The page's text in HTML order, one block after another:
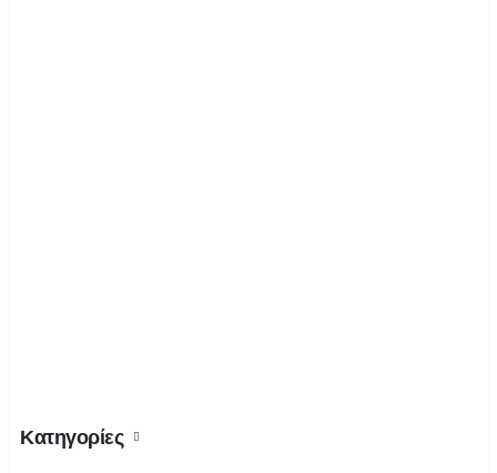
Κατηγορίες